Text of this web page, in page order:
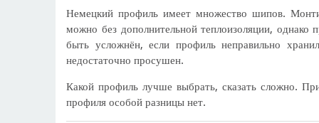
Немецкий профиль имеет множество шипов.
можно без дополнительной теплоизоляции, однако
быть усложнён, если профиль неправильно
недостаточно просушен.
Какой профиль лучше выбрать, сказать сложно.
профиля особой разницы нет.